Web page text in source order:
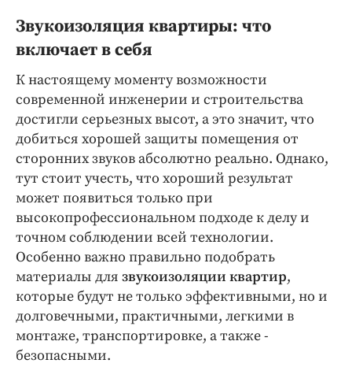
Звукоизоляция квартиры: что
включает в себя
К настоящему моменту возможности
современной инженерии и строительства
достигли серьезных высот, а это значит, что
добиться хорошей защиты помещения от
сторонних звуков абсолютно реально. Однако,
тут стоит учесть, что хороший результат
может появиться только при
высокопрофессиональном подходе к делу и
точном соблюдении всей технологии.
Особенно важно правильно подобрать
материалы для звукоизоляции квартир,
которые будут не только эффективными, но и
долговечными, практичными, легкими в
монтаже, транспортировке, а также -
безопасными.